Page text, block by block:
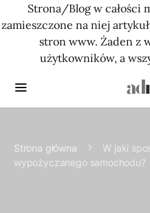
Strona/Blog w całości
zamieszczone na niej
stron www. Żaden z
użytkowników, a
Strona główna
W jaki
wypożyczanego samochodu?